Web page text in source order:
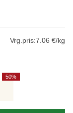
Vrg.pris:7.06 €/kg
50